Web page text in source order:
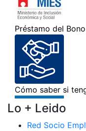
Lo + Leido
Red Socio